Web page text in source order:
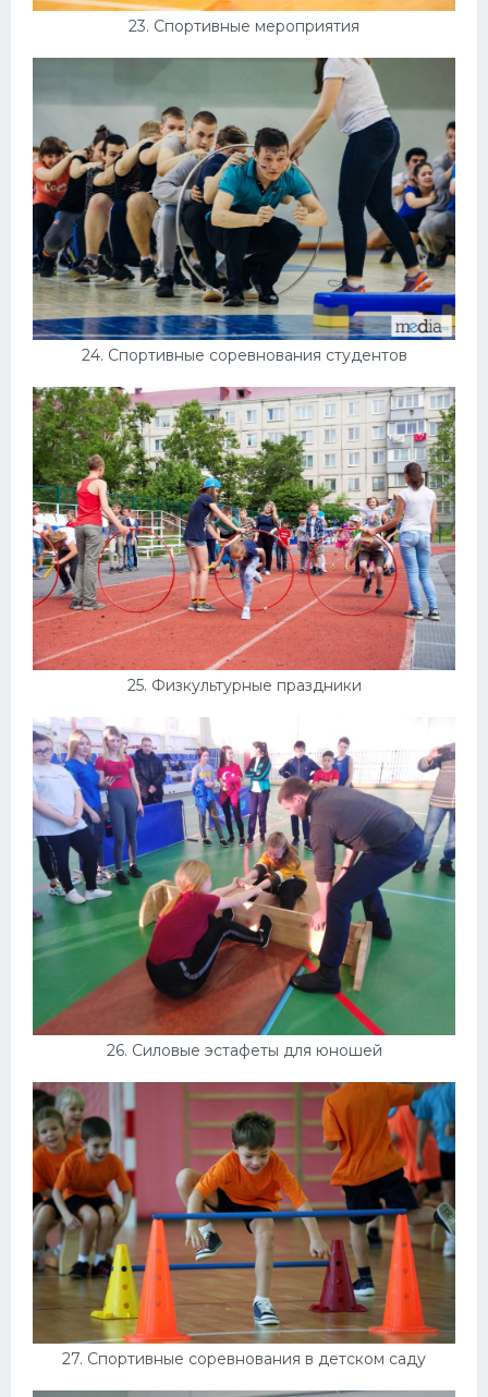
23. Спортивные мероприятия
24. Спортивные соревнования студентов
25. Физкультурные праздники
26. Силовые эстафеты для юношей
27. Спортивные соревнования в детском саду